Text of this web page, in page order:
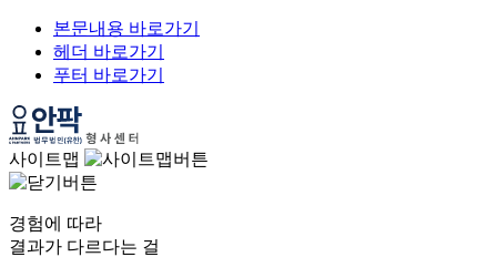
본문내용 바로가기
헤더 바로가기
푸터 바로가기
사이트맵
경험에 따라
결과가 다르다는 걸